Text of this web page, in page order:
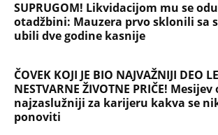
SUPRUGOM! Likvidacijom mu se
otadžbini: Mauzera prvo sklonili sa
ubili dve godine kasnije
ČOVEK KOJI JE BIO NAJVAŽNIJI DEO
NESTVARNE ŽIVOTNE PRIČE!
najzaslužniji za karijeru kakva se
ponoviti